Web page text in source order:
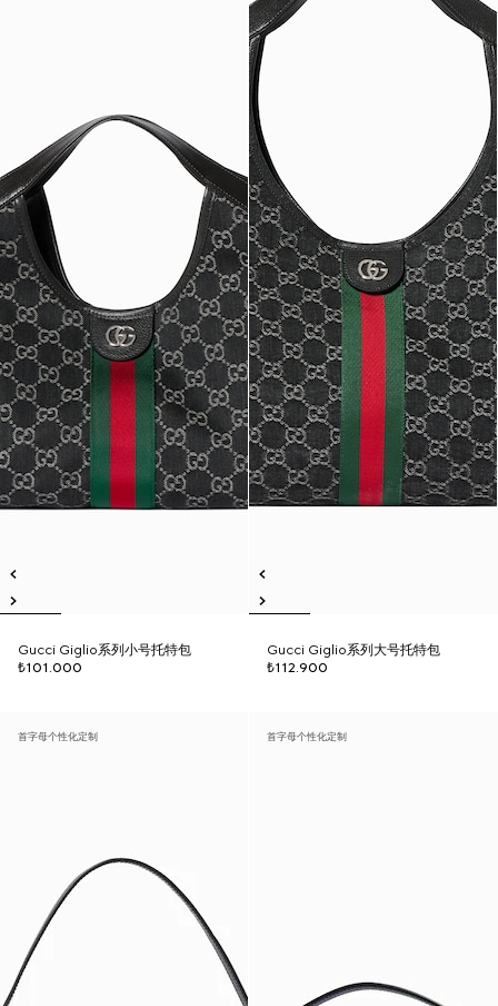
Gucci Giglio系列小号托特包
₺101.000
Gucci Giglio系列大号托特包
₺112.900
首字母个性化定制 首字母个性化定制